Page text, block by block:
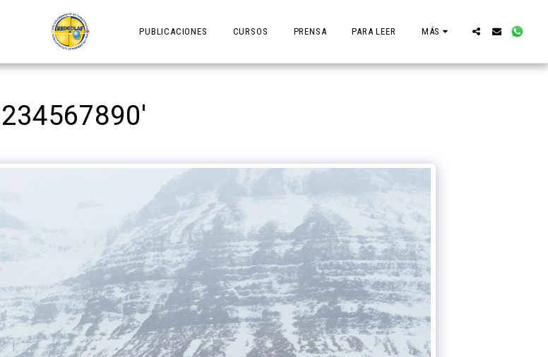
PUBLICACIONES CURSOS PRENSA PARA LEER MÁS
234567890'